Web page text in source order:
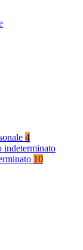
4
indeterminato
10